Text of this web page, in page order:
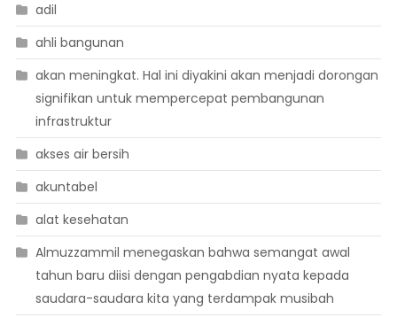
adil
ahli bangunan
akan meningkat. Hal ini diyakini akan menjadi dorongan
signifikan untuk mempercepat pembangunan
infrastruktur
akses air bersih
akuntabel
alat kesehatan
Almuzzammil menegaskan bahwa semangat awal
tahun baru diisi dengan pengabdian nyata kepada
saudara-saudara kita yang terdampak musibah